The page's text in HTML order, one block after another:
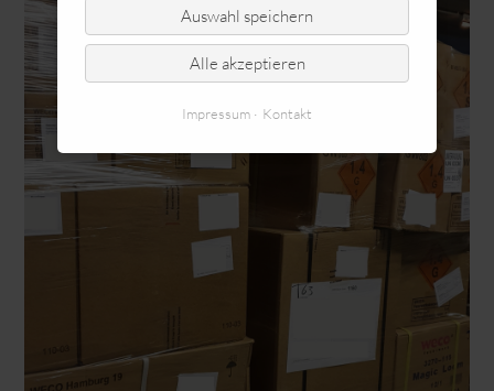
Auswahl speichern
Alle akzeptieren
Impressum Kontakt